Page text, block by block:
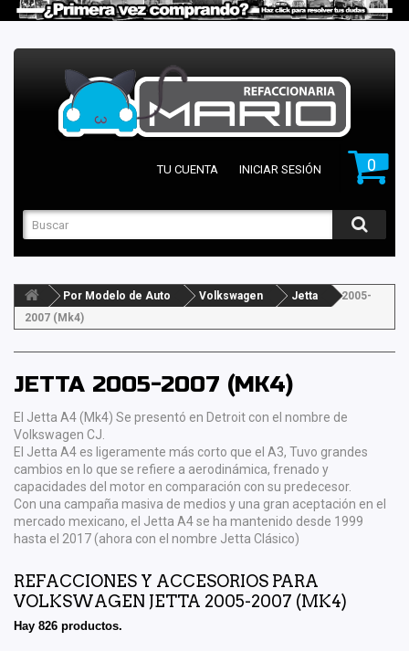
0
TU CUENTA INICIAR SESIÓN
Por Modelo de Auto Volkswagen Jetta
2005-
2007 (Mk4)
JETTA 2005-2007 (MK4)
El Jetta A4 (Mk4) Se presentó en Detroit con el nombre de
Volkswagen CJ.
El Jetta A4 es ligeramente más corto que el A3, Tuvo grandes
cambios en lo que se refiere a aerodinámica, frenado y
capacidades del motor en comparación con su predecesor.
Con una campaña masiva de medios y una gran aceptación en el
mercado mexicano, el Jetta A4 se ha mantenido desde 1999
hasta el 2017 (ahora con el nombre Jetta Clásico)
REFACCIONES Y ACCESORIOS PARA
VOLKSWAGEN JETTA 2005-2007 (MK4)
Hay 826 productos.